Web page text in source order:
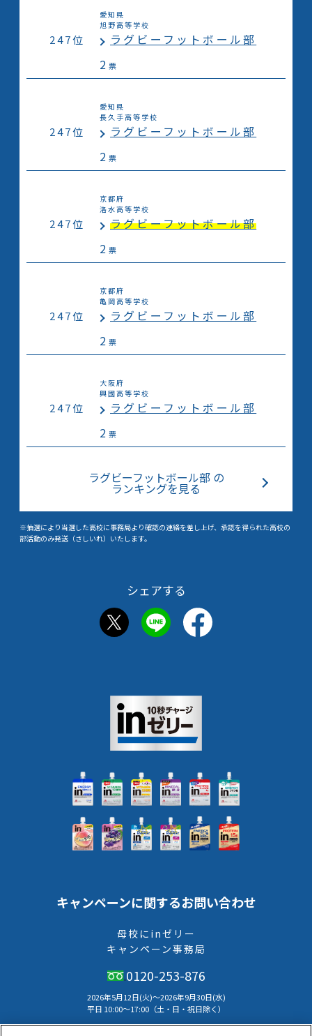
247位
愛知県
旭野高等学校
ラグビーフットボール部
2 票
247位
愛知県
長久手高等学校
ラグビーフットボール部
2 票
247位
京都府
洛水高等学校
ラグビーフットボール部
2 票
247位
京都府
亀岡高等学校
ラグビーフットボール部
2 票
247位
大阪府
興國高等学校
ラグビーフットボール部
2 票
ラグビーフットボール部 の
ランキングを見る
※抽選により当選した高校に事務局より確認の連絡を差し上げ、承認を得られた高校の
部活動のみ発送（さしいれ）いたします。
シェアする
キャンペーンに関するお問い合わせ
母校にinゼリー
キャンペーン事務局
0120-253-876
2026年5月12日(火)～2026年9月30日(水)
平⽇ 10:00〜17:00（⼟・⽇・祝⽇除く）